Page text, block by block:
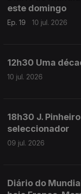
este domingo
Ep. 19 10 jul. 2026
12h30 Uma
10 jul. 2026
18h30 J.
seleccionador
09 jul. 2026
Diário do